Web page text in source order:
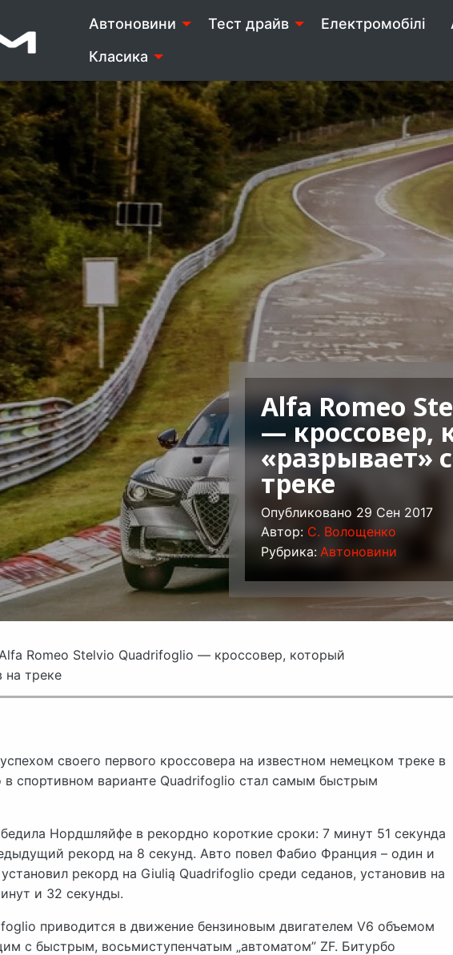
Автоновини Тест драйв Електромобілі
Класика
Alfa Romeo
— кроссовер,
«разрывает»
треке
Опубликовано 29 Сен 2017
Автор: C. Волощенко
Рубрика: Автоновини
Alfa Romeo Stelvio Quadrifoglio — кроссовер, который
на треке
своего первого кроссовера на известном немецком треке в
в спортивном варианте Quadrifoglio стал самым быстрым
Нордшляйфе в рекордно короткие сроки: 7 минут 51 секунда
рекорд на 8 секунд. Авто повел Фабио Франция – один и
рекорд на Giulią Quadrifoglio среди седанов, установив на
и 32 секунды.
приводится в движение бензиновым двигателем V6 объемом
с быстрым, восьмиступенчатым „автоматом” ZF. Битурбо